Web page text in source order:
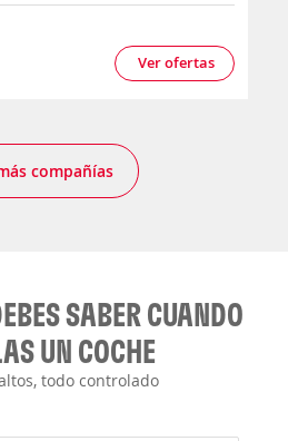
Ver ofertas
compañías
SABER CUANDO
UN COCHE
todo controlado